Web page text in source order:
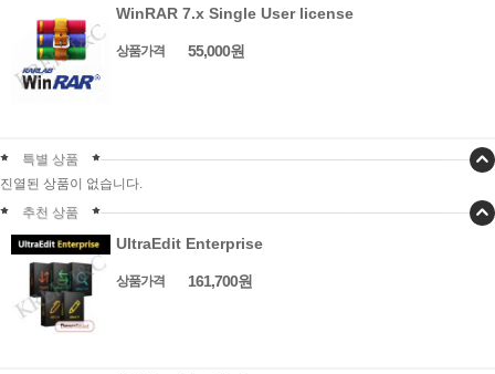
WinRAR 7.x Single User license
상품가격 55,000원
특별 상품
진열된 상품이 없습니다.
추천 상품
UltraEdit Enterprise
상품가격 161,700원